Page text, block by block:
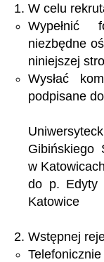
W celu
Wypełnić
niezbędne
niniejszej
Wysłać
podpisane
Gibińskiego
w Katowicach
do p. Edyty
Katowice
Wstępnej